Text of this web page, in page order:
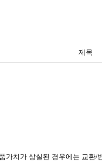
제목
가치가 상실된 경우에는 교환/